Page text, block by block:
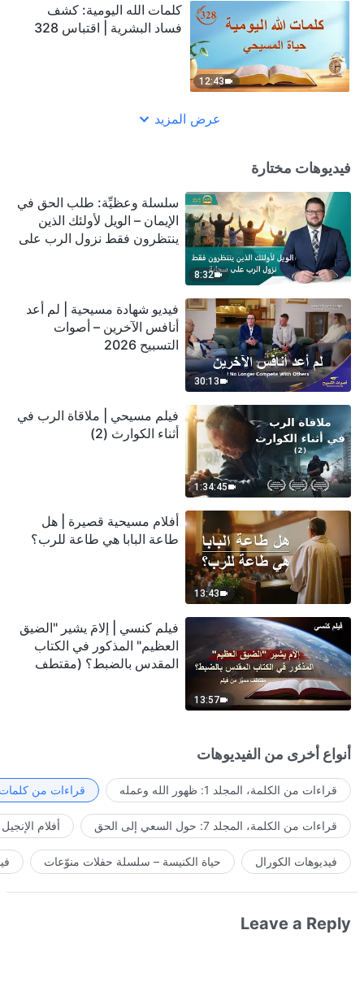
12:43
كلمات الله اليومية: كشف
فساد البشرية | اقتباس 328
عرض المزيد
فيديوهات مختارة
8:32
سلسلة وعظيِّة: طلب الحق في
الإيمان – الويل لأولئك الذين
ينتظرون فقط نزول الرب على
30:13
فيديو شهادة مسيحية | لم أعد
أنافس الآخرين – أصوات
التسبيح 2026
1:34:45
فيلم مسيحي | ملاقاة الرب في
أثناء الكوارث (2)
13:43
أفلام مسيحية قصيرة | هل
طاعة البابا هي طاعة للرب؟
13:57
فيلم كنسي | إلامَ يشير "الضيق
العظيم" المذكور في الكتاب
المقدس بالضبط؟ (مقتطف
أنواع أخرى من الفيديوهات
قراءات من الكلمة، المجلد 1: ظهور الله وعمله قراءات من كلمات
قراءات من الكلمة، المجلد 7: حول السعي إلى الحق أفلام الإنجيل
فيديوهات الكورال حياة الكنيسة – سلسلة حفلات منوّعات
Leave a Reply